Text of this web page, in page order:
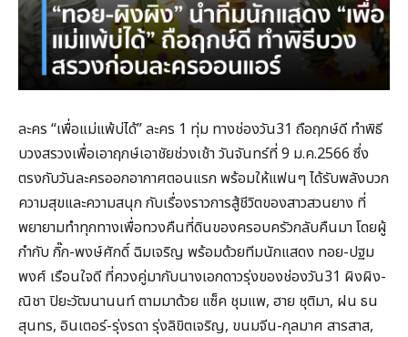
ละคร “เพื่อแม่แพ้บ่ได้” ละคร 1 ทุ่ม ทางช่องวัน31 ถือฤกษ์ดี ทำพิธี
บวงสรวงเพื่อเอาฤกษ์เอาชัยช่วงเช้า วันจันทร์ที่ 9 ม.ค.2566 ซึ่ง
ตรงกับวันละครออกอากาศตอนแรก พร้อมให้แฟนๆ ได้รับพลังบวก
ความสุขและความสนุก กับเรื่องราวการสู้ชีวิตของสาวสวนยาง ที่
พยายามทำทุกทางเพื่อทวงคืนที่ดินของครอบครัวกลับคืนมา โดยผู้
กำกับ กิ๊ก-พงษ์ศักดิ์ ฉิมเจริญ พร้อมด้วยทีมนักแสดง ทอย-ปฐม
พงศ์ เรือนใจดี ที่ควงคู่มากับนางเอกดาวรุ่งของช่องวัน31 ผิงผิง-
ณิชา ปิยะวัฒนานนท์ ตามมาด้วย แซ็ค ชุมแพ, ฮาย ชุติมา, ฝน ธน
สุนทร, อินเตอร์-รุ่งรดา รุ่งลิขิตเจริญ, ขนมจีน-กุลมาศ สารสาส,